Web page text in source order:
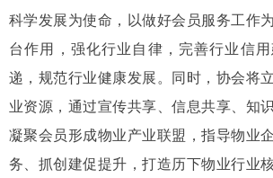
科学发展为使命，以做好会员服务工作
台作用，强化行业自律，完善行业信
递，规范行业健康发展。同时，协会将
业资源，通过宣传共享、信息共享、知
凝聚会员形成物业产业联盟，指导物业
务、抓创建促提升，打造历下物业行业